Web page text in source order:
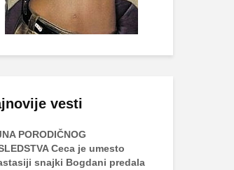
vesti
PORODIČNOG
Ceca je umesto
snajki Bogdani predala